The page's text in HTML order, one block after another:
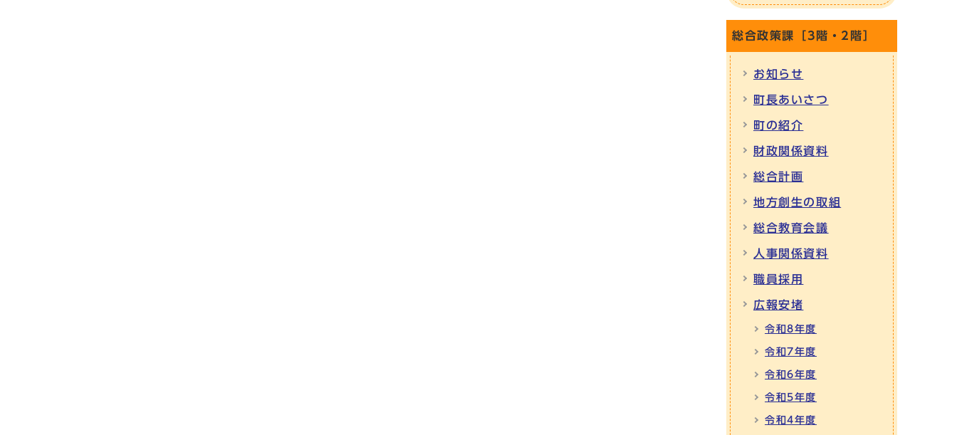
総合政策課［3階・2階］
お知らせ
町長あいさつ
町の紹介
財政関係資料
総合計画
地方創生の取組
総合教育会議
人事関係資料
職員採用
広報安堵
令和8年度
令和7年度
令和6年度
令和5年度
令和4年度